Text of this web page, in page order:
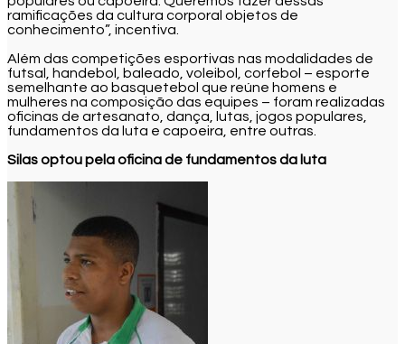
ramificações da cultura corporal objetos de
conhecimento”, incentiva.
Além das competições esportivas nas modalidades de
futsal, handebol, baleado, voleibol, corfebol – esporte
semelhante ao basquetebol que reúne homens e
mulheres na composição das equipes – foram realizadas
oficinas de artesanato, dança, lutas, jogos populares,
fundamentos da luta e capoeira, entre outras.
Silas optou pela oficina de fundamentos da luta